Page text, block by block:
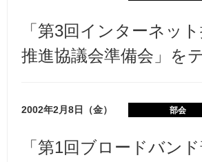
「第3回インターネッ
推進協議会準備会」を
2002年2月8日（金） 部会
「第1回ブロードバン